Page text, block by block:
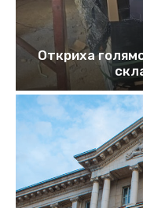
Откриха